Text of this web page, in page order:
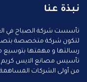
نبذة عنا
لتكون شركة متخصصة
رسالتها و مهمتها بتوسيع
من أولى الشركات